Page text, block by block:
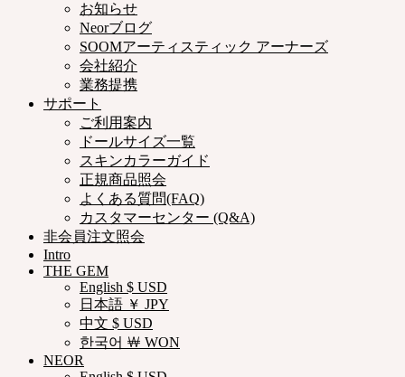
お知らせ
Neorブログ
SOOMアーティスティック アーナーズ
会社紹介
業務提携
サポート
ご利用案内
ドールサイズ一覧
スキンカラーガイド
正規商品照会
よくある質問(FAQ)
カスタマーセンター (Q&A)
非会員注文照会
Intro
THE GEM
English $ USD
日本語 ￥ JPY
中文 $ USD
한국어 ￦ WON
NEOR